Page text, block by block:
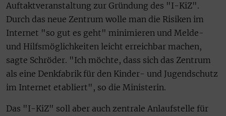
Auftaktveranstaltung zur Gründung des "I-KiZ".
Durch das neue Zentrum wolle man die Risiken im
Internet "so gut es geht" minimieren und Melde-
und Hilfsmöglichkeiten leicht erreichbar machen,
sagte Schröder. "Ich möchte, dass sich das Zentrum
als eine Denkfabrik für den Kinder- und Jugendschutz
im Internet etabliert", so die Ministerin.
Das "I-KiZ" soll aber auch zentrale Anlaufstelle für